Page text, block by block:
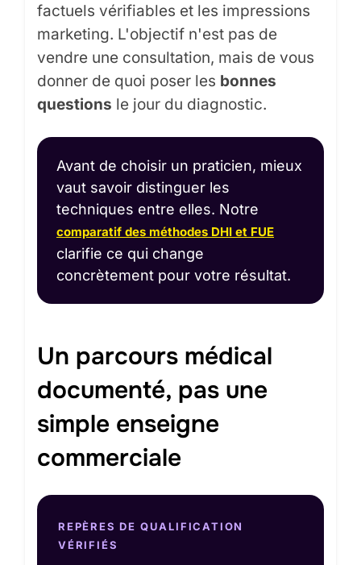
factuels vérifiables et les impressions
marketing. L'objectif n'est pas de
vendre une consultation, mais de vous
donner de quoi poser les bonnes
questions le jour du diagnostic.
Avant de choisir un praticien, mieux
vaut savoir distinguer les
techniques entre elles. Notre
comparatif des méthodes DHI et FUE
clarifie ce qui change
concrètement pour votre résultat.
Un parcours médical
documenté, pas une
simple enseigne
commerciale
REPÈRES DE QUALIFICATION
VÉRIFIÉS